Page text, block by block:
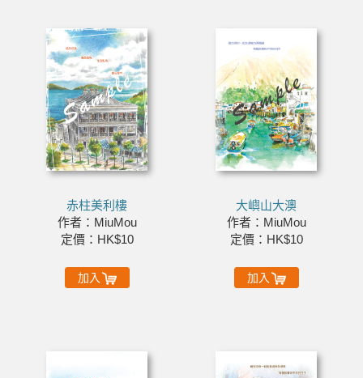
赤柱美利樓
作者：MiuMou
定價：HK$10
加入
大嶼山大澳
作者：MiuMou
定價：HK$10
加入